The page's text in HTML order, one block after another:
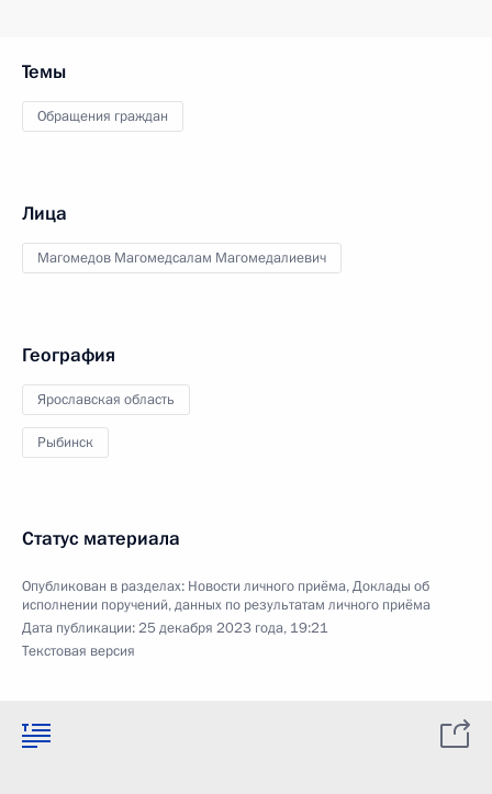
Темы
Обращения граждан
Лица
Магомедов Магомедсалам Магомедалиевич
География
Ярославская область
Рыбинск
Статус материала
Опубликован в разделах: Новости личного приёма,Доклады об
исполнении поручений, данных по результатам личного приёма
Дата публикации:25 декабря 2023 года, 19:21
Текстовая версия